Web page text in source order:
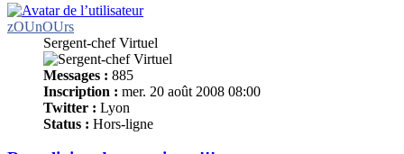
zOUnOUrs
Sergent-chef Virtuel
Messages : 885
Inscription : mer. 20 août 2008 08:00
Twitter : Lyon
Status : Hors-ligne